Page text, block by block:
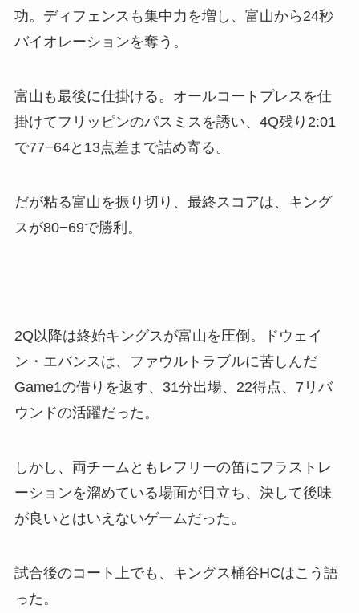
功。ディフェンスも集中力を増し、富山から24秒
バイオレーションを奪う。
富山も最後に仕掛ける。オールコートプレスを仕
掛けてフリッピンのパスミスを誘い、4Q残り2:01
で77−64と13点差まで詰め寄る。
だが粘る富山を振り切り、最終スコアは、キング
スが80−69で勝利。
2Q以降は終始キングスが富山を圧倒。ドウェイ
ン・エバンスは、ファウルトラブルに苦しんだ
Game1の借りを返す、31分出場、22得点、7リバ
ウンドの活躍だった。
しかし、両チームともレフリーの笛にフラストレ
ーションを溜めている場面が目立ち、決して後味
が良いとはいえないゲームだった。
試合後のコート上でも、キングス桶谷HCはこう語
った。